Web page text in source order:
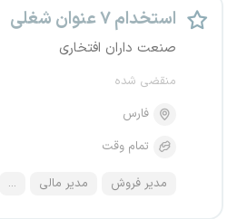
استخدام ۷ عنوان شغلی
صنعت داران افتخاری
منقضی شده
فارس
تمام وقت
مدیر فروش مدیر مالی ...